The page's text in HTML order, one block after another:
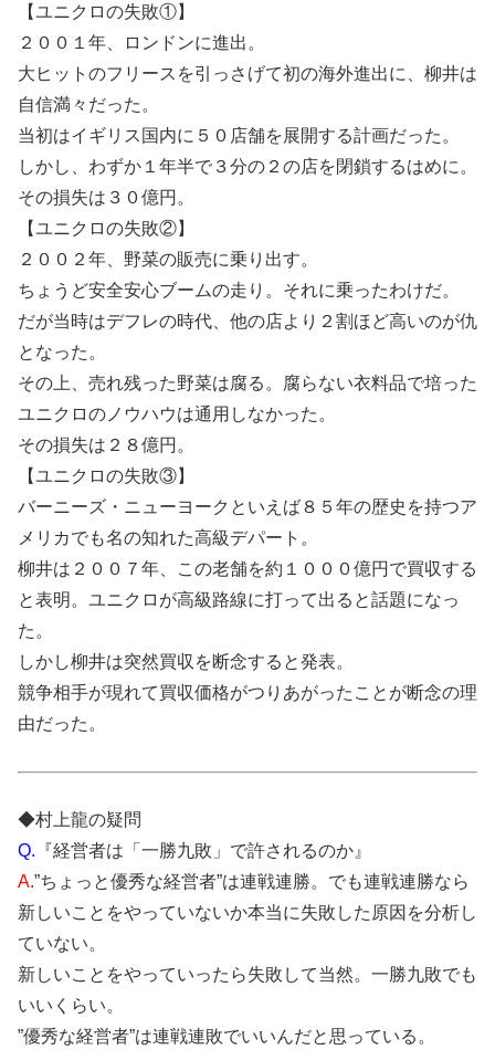
【ユニクロの失敗①】
２００１年、ロンドンに進出。
大ヒットのフリースを引っさげて初の海外進出に、柳井は
自信満々だった。
当初はイギリス国内に５０店舗を展開する計画だった。
しかし、わずか１年半で３分の２の店を閉鎖するはめに。
その損失は３０億円。
【ユニクロの失敗②】
２００２年、野菜の販売に乗り出す。
ちょうど安全安心ブームの走り。それに乗ったわけだ。
だが当時はデフレの時代、他の店より２割ほど高いのが仇
となった。
その上、売れ残った野菜は腐る。腐らない衣料品で培った
ユニクロのノウハウは通用しなかった。
その損失は２８億円。
【ユニクロの失敗③】
バーニーズ・ニューヨークといえば８５年の歴史を持つア
メリカでも名の知れた高級デパート。
柳井は２００７年、この老舗を約１０００億円で買収する
と表明。ユニクロが高級路線に打って出ると話題になっ
た。
しかし柳井は突然買収を断念すると発表。
競争相手が現れて買収価格がつりあがったことが断念の理
由だった。
◆村上龍の疑問
Q. 『経営者は「一勝九敗」で許されるのか』
A.”ちょっと優秀な経営者”は連戦連勝。でも連戦連勝なら
新しいことをやっていないか本当に失敗した原因を分析し
ていない。
新しいことをやっていったら失敗して当然。一勝九敗でも
いいくらい。
”優秀な経営者”は連戦連敗でいいんだと思っている。